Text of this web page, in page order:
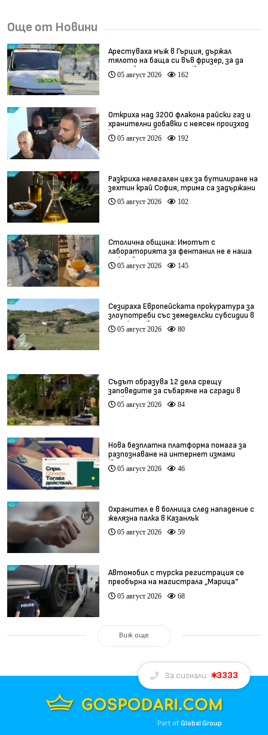
Още от Новини
Арестуваха мъж в Гърция, държал
тялото на баща си във фризер, за да
получава пенсията му (видео)
05 август 2026 162
Откриха над 3200 флакона райски газ и
хранителни добавки с неясен произход
край София (видео)
05 август 2026 192
Разкриха нелегален цех за бутилиране на
зехтин край София, трима са задържани
05 август 2026 102
Столична община: Имотът с
лабораторията за фентанил не е наша
собственост
05 август 2026 145
Сезираха Европейската прокуратура за
злоупотреби със земеделски субсидии в
Кърджали (видео)
05 август 2026 80
Съдът образува 12 дела срещу
заповедите за събаряне на сгради в
„Баба Алино“
05 август 2026 84
Нова безплатна платформа помага за
разпознаване на интернет измами
(видео)
05 август 2026 46
Охранител е в болница след нападение с
желязна палка в Казанлък
05 август 2026 59
Автомобил с турска регистрация се
преобърна на магистрала „Марица“
05 август 2026 68
Виж още
За сигнали: 3333
Part ofGlobal Group